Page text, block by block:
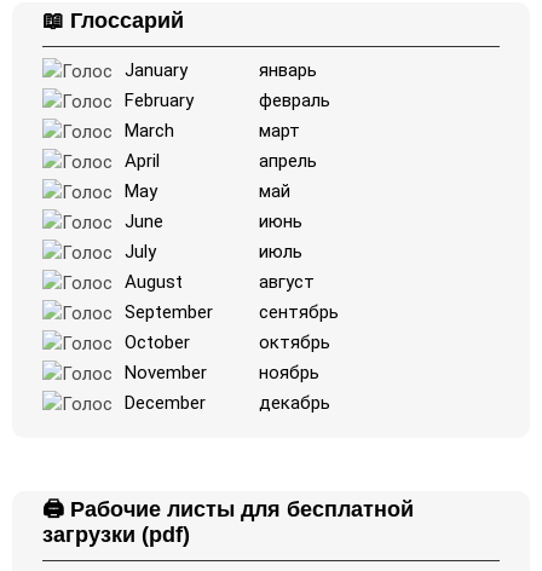
📖 Глоссарий
January
январь
February
февраль
March
март
April
апрель
May
май
June
июнь
July
июль
August
август
September
сентябрь
October
октябрь
November
ноябрь
December
декабрь
🖨️ Рабочие листы для бесплатной
загрузки (pdf)